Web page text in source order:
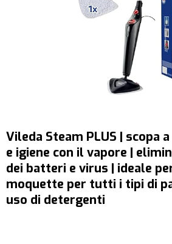
Vileda Steam PLUS | scopa
e igiene con il vapore |
dei batteri e virus | ideale
moquette per tutti i tipi di
uso di detergenti